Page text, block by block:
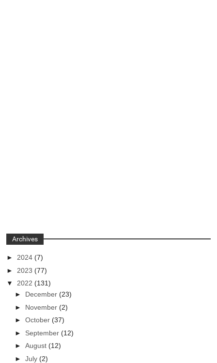
Archives
►2024(7)
► 2023(77)
▼2022(131)
► December(23)
► November(2)
►October(37)
► September(12)
►August(12)
►July(2)